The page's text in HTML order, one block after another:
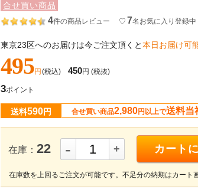
合せ買い商品
4件の商品レビュー ♡ 7名 お気に入り登録中
東京23区へのお届けは今ご注文頂くと本日お届け可
495円 (税込) 450円 (税抜)
3ポイント
送料590円 合せ買い商品2,980円以上で送料当
在庫： 22 - + カート
在庫数を上回るご注文が可能です。不足分の納期はカート